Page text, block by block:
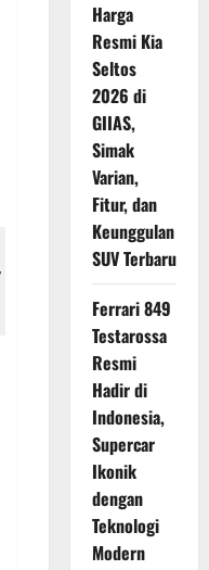
Harga
Resmi Kia
Seltos
2026 di
GIIAS,
Simak
Varian,
Fitur, dan
Keunggulan
SUV Terbaru
Ferrari 849
Testarossa
Resmi
Hadir di
Indonesia,
Supercar
Ikonik
dengan
Teknologi
Modern